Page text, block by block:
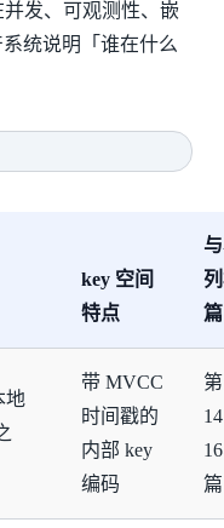
并发、可观测性、嵌
统说明「谁在什么
key 空间
特点
地
带 MVCC
时间戳的
内部 key
编码
篇